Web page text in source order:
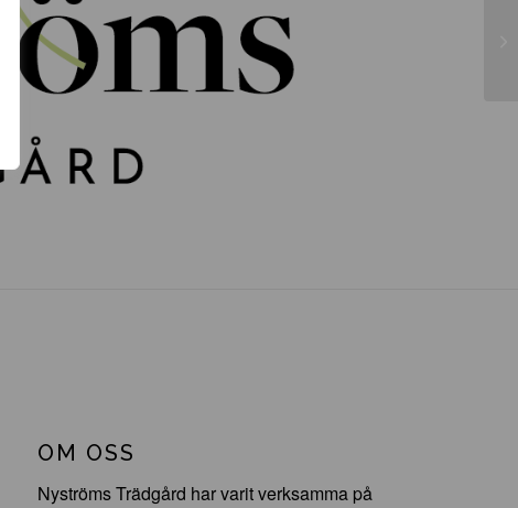
OM OSS
Nyströms Trädgård har varit verksamma på